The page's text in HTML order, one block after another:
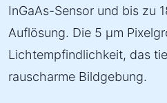
InGaAs-Sensor und bis zu
Auflösung. Die 5 µm
Lichtempfindlichkeit, das
rauscharme Bildgebung.